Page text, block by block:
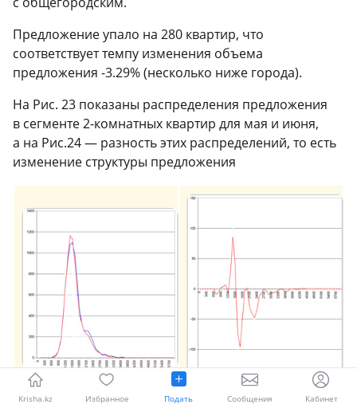
Предложение упало на 280 квартир, что
соответствует темпу изменения объема
предложения -3.29% (несколько ниже города).
На Рис. 23 показаны распределения предложения
в сегменте2-комнатных квартир для мая и июня,
а на Рис.24 — разность этих распределений, то есть
изменение структуры предложения
Krisha.kz Избранное Подать Сообщения Кабинет